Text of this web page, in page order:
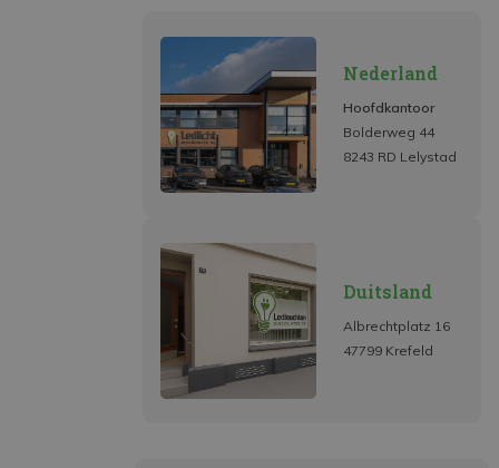
Nederland
Hoofdkantoor
Bolderweg 44
8243 RD Lelystad
Duitsland
Albrechtplatz 16
47799 Krefeld